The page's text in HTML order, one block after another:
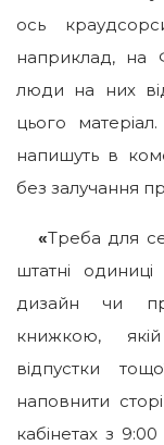
ось
наприклад, на
люди на них
цього
напишуть в
без залучання
«Треба для
штатні
дизайн чи
книжкою,
відпустки
наповнити
кабінетах з